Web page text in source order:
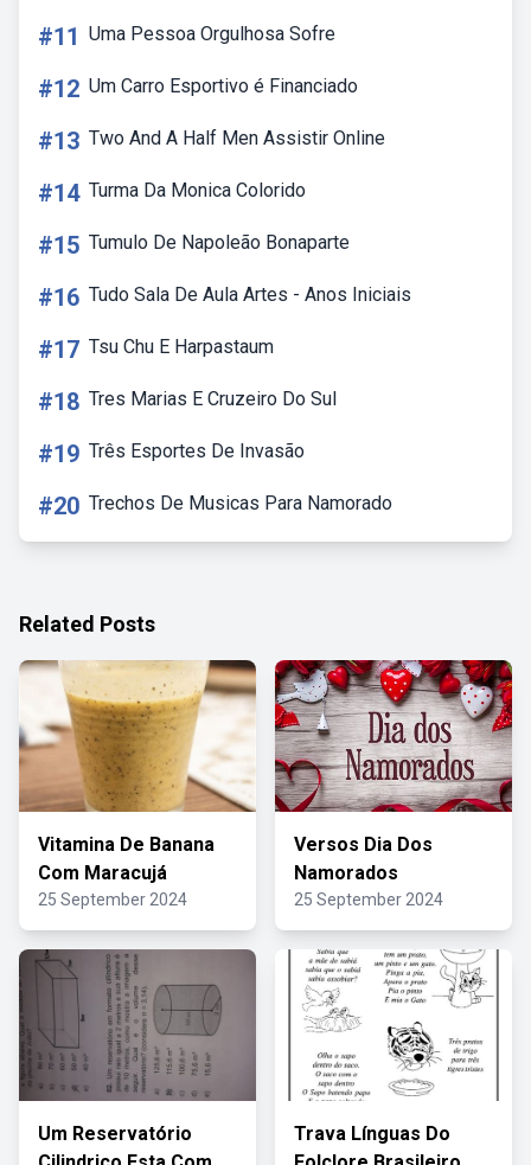
#11 Uma Pessoa Orgulhosa Sofre
#12 Um Carro Esportivo é Financiado
#13 Two And A Half Men Assistir Online
#14 Turma Da Monica Colorido
#15 Tumulo De Napoleão Bonaparte
#16 Tudo Sala De Aula Artes - Anos Iniciais
#17 Tsu Chu E Harpastaum
#18 Tres Marias E Cruzeiro Do Sul
#19 Três Esportes De Invasão
#20 Trechos De Musicas Para Namorado
Related Posts
Vitamina De Banana
Com Maracujá
25 September 2024
Versos Dia Dos
Namorados
25 September 2024
Um Reservatório
Trava Línguas Do